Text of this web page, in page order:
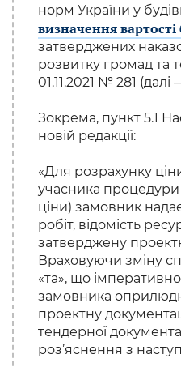
норм України у
визначення вартості
затверджених
розвитку громад та
01.11.2021 № 281
Зокрема, пункт 5.1
новій редакції:
«Для розрахунку
учасника процедури
ціни) замовник
робіт, відомість
затверджену
Враховуючи зміну
«та», що
замовника
проектну
тендерної
роз’яснення з